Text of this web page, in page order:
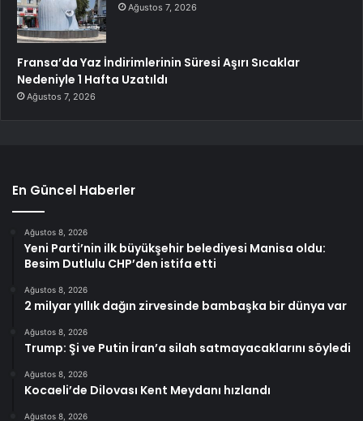
Ağustos 7, 2026
Fransa’da Yaz İndirimlerinin Süresi Aşırı Sıcaklar
Nedeniyle 1 Hafta Uzatıldı
Ağustos 7, 2026
En Güncel Haberler
Ağustos 8, 2026
Yeni Parti’nin ilk büyükşehir belediyesi Manisa oldu:
Besim Dutlulu CHP’den istifa etti
Ağustos 8, 2026
2 milyar yıllık dağın zirvesinde bambaşka bir dünya var
Ağustos 8, 2026
Trump: Şi ve Putin İran’a silah satmayacaklarını söyledi
Ağustos 8, 2026
Kocaeli’de Dilovası Kent Meydanı hızlandı
Ağustos 8, 2026